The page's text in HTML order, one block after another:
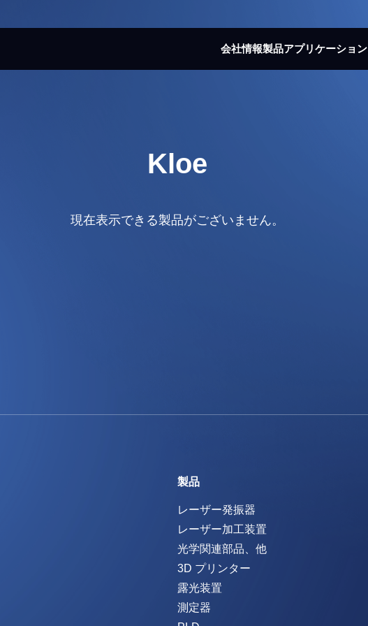
会社情報製品アプリケーション
Kloe
現在表示できる製品がございません。
製品
レーザー発振器
レーザー加工装置
光学関連部品、他
3D プリンター
露光装置
測定器